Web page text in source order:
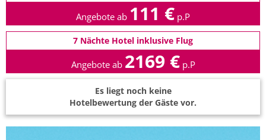
Angebote ab 111 € p.P
7 Nächte Hotel inklusive Flug
Angebote ab 2169 € p.P
Es liegt noch keine
Hotelbewertung der Gäste vor.